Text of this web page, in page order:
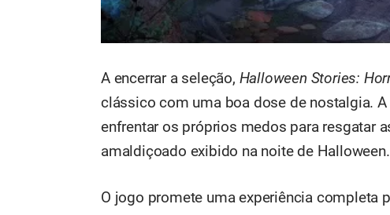
A encerrar a seleção, Halloween Stories:
clássico com uma boa dose de nostalgia.
enfrentar os próprios medos para resgatar
amaldiçoado exibido na noite de Halloween.
O jogo promete uma experiência completa